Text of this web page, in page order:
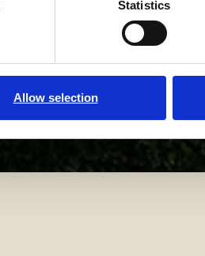
Statistics
Allow selection